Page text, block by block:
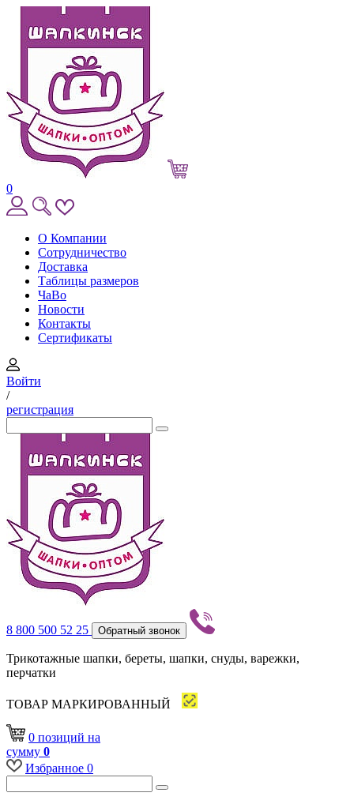
0
О Компании
Сотрудничество
Доставка
Таблицы размеров
ЧаВо
Новости
Контакты
Сертификаты
Войти
/
регистрация
8 800 500 52 25 Обратный звонок
Трикотажные шапки, береты, шапки, снуды, варежки,
перчатки
ТОВАР МАРКИРОВАННЫЙ
0 позиций на
сумму 0
Избранное 0